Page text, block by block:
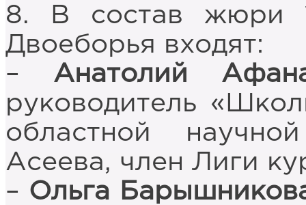
8. В состав жюри
Двоеборья входят:
– Анатолий
руководитель
областной
Асеева, член Лиги
– Ольга